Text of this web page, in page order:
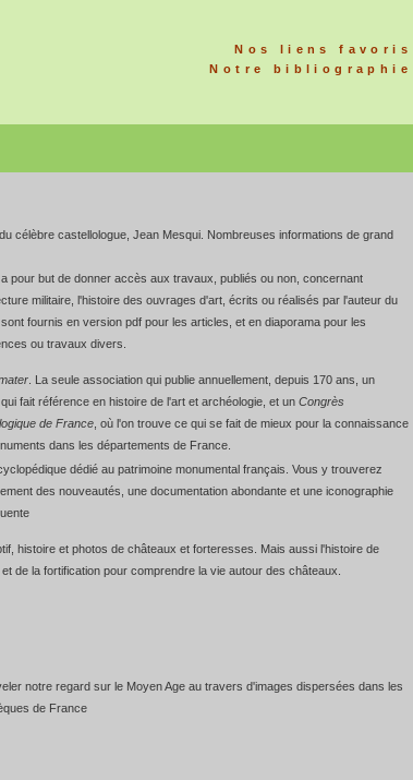
Nos liens favoris
Notre bibliographie
célèbre castellologue, Jean Mesqui. Nombreuses informations de grand
pour but de donner accès aux travaux, publiés ou non, concernant
militaire, l'histoire des ouvrages d'art, écrits ou réalisés par l'auteur du
fournis en version pdf pour les articles, et en diaporama pour les
ou travaux divers.
. La seule association qui publie annuellement, depuis 170 ans, un
qui fait référence en histoire de l'art et archéologie, et un Congrès
de France , où l'on trouve ce qui se fait de mieux pour la connaissance
dans les départements de France.
dédié au patrimoine monumental français. Vous y trouverez
des nouveautés, une documentation abondante et une iconographie
histoire et photos de châteaux et forteresses. Mais aussi l'histoire de
de la fortification pour comprendre la vie autour des châteaux.
notre regard sur le Moyen Age au travers d'images dispersées dans les
de France